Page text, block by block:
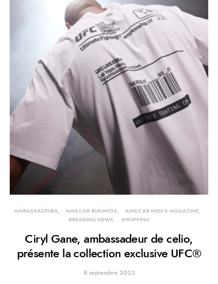
AMBASSADEURS AMILCAR BUSINESS
AMILCAR MEN'S MAGAZINE
BREAKING NEWS
SHOPPING
Ciryl Gane, ambassadeur de celio,
présente la collection exclusive UFC®
8 septembre 2023